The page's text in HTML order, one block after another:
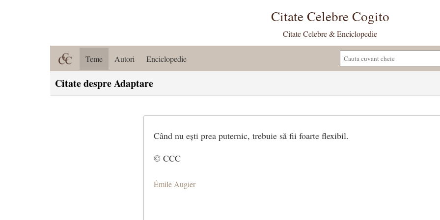
Citate Celebre Cogito
Citate Celebre & Enciclopedie
Teme Autori Enciclopedie
Citate despre Adaptare
Când nu ești prea puternic, trebuie să fii foarte flexibil.
© CCC
Émile Augier